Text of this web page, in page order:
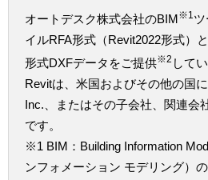
オートデスク株式会社のBIM※1
イルRFA形式（Revit2022形式）
形式DXFデータをご提供※2 して
Revitは、米国およびその他の国
Inc.、またはその子会社、関連会
です。
※1 BIM：Building Information
ンフォメーション モデリング）の